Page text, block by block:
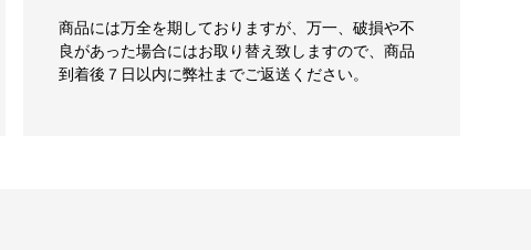
商品には万全を期しておりますが、万一、破損や不
良があった場合にはお取り替え致しますので、商品
到着後７日以内に弊社までご返送ください。